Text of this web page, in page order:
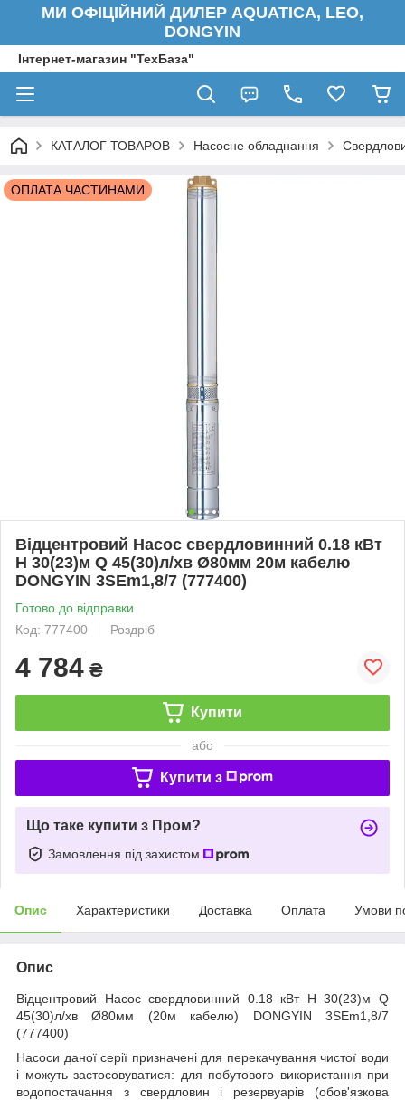
МИ ОФІЦІЙНИЙ ДИЛЕР AQUATICA, LEO,
DONGYIN
Інтернет-магазин "ТехБаза"
КАТАЛОГ ТОВАРОВ Насосне обладнання
ОПЛАТА ЧАСТИНАМИ
Відцентровий Насос свердловинний 0.18 кВт
H 30(23)м Q 45(30)л/хв Ø80мм 20м кабелю
DONGYIN 3SEm1,8/7 (777400)
Готово до відправки
Код: 777400
Роздріб
4 784 ₴
Купити
або
Купити з
Що таке купити з Пром?
Замовлення під захистом
Опис Характеристики Доставка Оплата Умови
Опис
Відцентровий Насос свердловинний 0.18 кВт H 30(23)м Q
45(30)л/хв Ø80мм (20м кабелю) DONGYIN 3SEm1,8/7
(777400)
Насоси даної серії призначені для перекачування чистої води
і можуть застосовуватися: для побутового використання при
водопостачання з свердловин і резервуарів (обов'язкова